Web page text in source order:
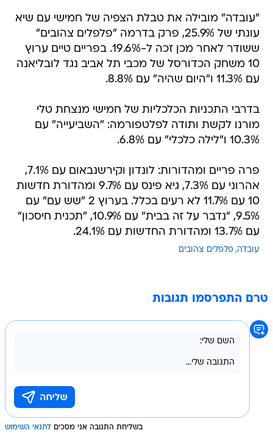
"עובדה" מובילה את טבלת הצפיה של חמישי עם שיא
עונתי של 25.9%, פרק בדרמה "פלפלים צהובים"
ששודר לאחר מכן זכה ל-19.6%. בפריים טיים ערוץ
10 משחק הכדורסל של מכבי תל אביב נגד לובליאנה
עם 11.3% ו"היום שהיה" עם 8.8%.
בדרבי התכניות הכלכליות של חמישי מנצחת טלי
מורנו לקשת ותודה לפלטפורמה: "השביעייה" עם
10.3% ו"לילה כלכלי" עם 6.8%.
פרה פריים ומהדורות: לונדון וקירשנבאום עם 7.1%,
אהרוני עם 7.3%, גיא פינס עם 9.7% ומהדורת חדשות
10 עם 11.7% לא רעים בכלל. בערוץ 2 "שש עם" עם
9.5%, "נדבר על זה בבית" עם 10.9%, "תכנית חיסכון"
עם 13.7% ומהדורת החדשות עם 24.1%.
עובדה פלפלים צהובים
טרם התפרסמו תגובות
בשליחת התגובה אני מסכים לתנאי השימוש